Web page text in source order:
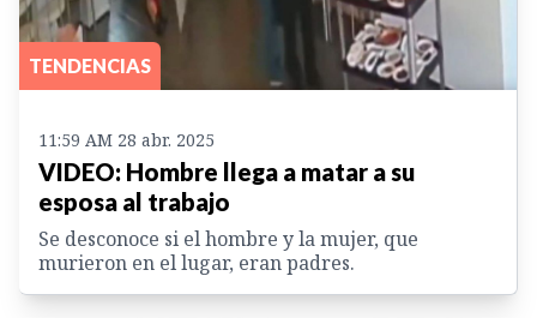
TENDENCIAS
11:59 AM 28 abr. 2025
VIDEO: Hombre llega a matar a su
esposa al trabajo
Se desconoce si el hombre y la mujer, que
murieron en el lugar, eran padres.